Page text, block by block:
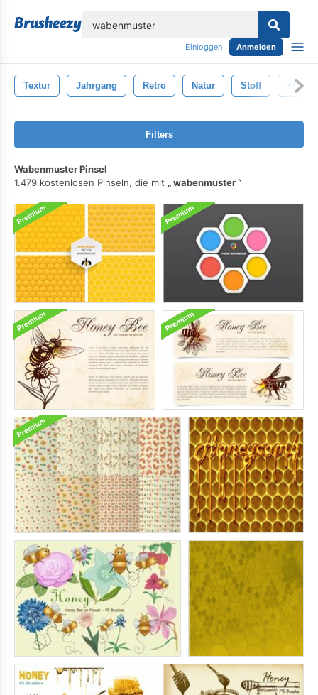
Einloggen Anmelden
Textur Jahrgang Retro Natur Stoff Alt
Filters
Wabenmuster Pinsel
1.479 kostenlosen Pinseln, die mit
wabenmuster